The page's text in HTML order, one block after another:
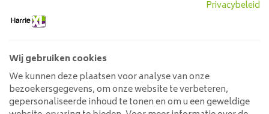
Geen producten gevonden!...
Klantenservice
Privacybeleid
Wij gebruiken cookies
We kunnen deze plaatsen voor analyse van onze
bezoekersgegevens, om onze website te verbeteren,
gepersonaliseerde inhoud te tonen en om u een geweldige